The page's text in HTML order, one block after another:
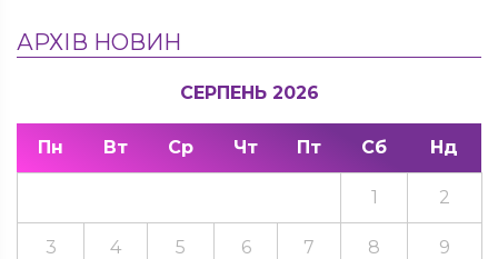
АРХІВ НОВИН
СЕРПЕНЬ 2026
Пн Вт Ср Чт Пт Сб Нд
1 2
3 4 5 6 7 8 9